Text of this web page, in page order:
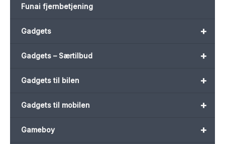
Funai fjernbetjening
+
Gadgets
+
Gadgets – Særtilbud
+
Gadgets til bilen
+
Gadgets til mobilen
+
Gameboy